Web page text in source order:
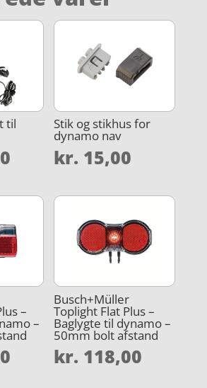
til Stik og stikhus for
dynamo nav
kr. 15,00
–
–
Busch+Müller
Toplight Flat Plus –
Baglygte til dynamo –
50mm bolt afstand
kr. 118,00